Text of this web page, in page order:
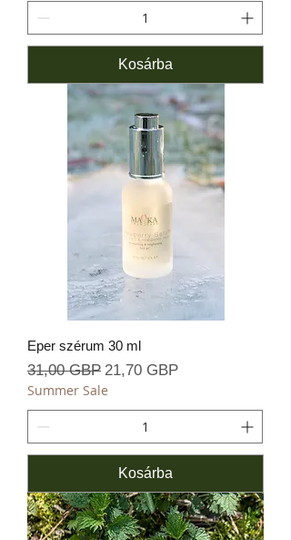
Kosárba
Eper szérum 30 ml
Szokásos ár
31,00 GBP Akciós ár
21,70 GBP
Summer Sale
Kosárba